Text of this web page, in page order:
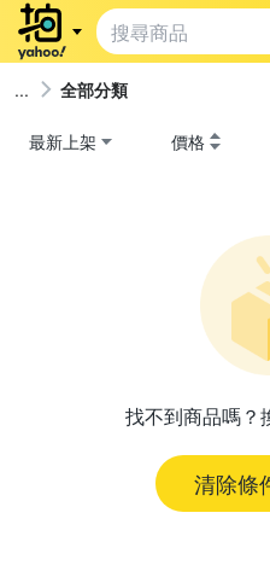
全部分類
最新上架 價格
找不到商品嗎？
清除條